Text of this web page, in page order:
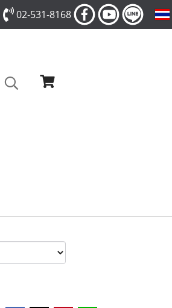
02-531-8168